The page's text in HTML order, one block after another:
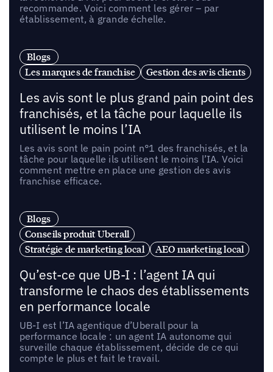
recommande. Voici comment les gérer – par
établissement, à grande échelle.
Blogs
Les marques de franchise
Gestion des avis clients
Les avis sont le plus grand pain point des
franchisés, et la tâche pour laquelle ils
utilisent le moins l’IA
Les avis sont le pain point n°1 des franchisés, et la
tâche pour laquelle ils utilisent le moins l’IA. Voici
comment mettre en place une gestion des avis
franchise efficace.
Blogs
Conseils produit Uberall
Stratégie de marketing local
AEO marketing local
Qu’est-ce que UB-I : l’agent IA qui
transforme le chaos des établissements
en performance locale
UB-I est l’IA agentique d’Uberall pour la
performance locale : un agent IA autonome qui
surveille chaque établissement, décide de ce qui
compte le plus et fait le travail.